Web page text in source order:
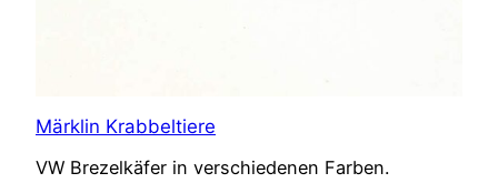
Märklin Krabbeltiere
VW Brezelkäfer in verschiedenen Farben.